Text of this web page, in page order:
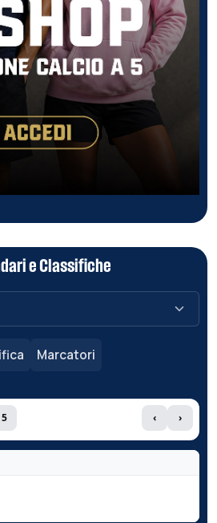
e Classifiche
Marcatori
5 ‹ ›